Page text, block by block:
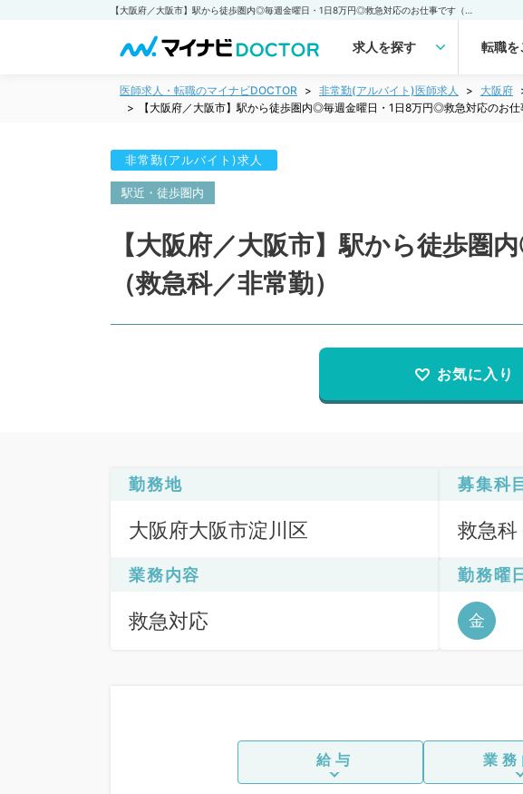
求人を探す 転職を
医師求人・転職のマイナビDOCTOR 非常勤(アルバイト)医師求人 大阪府
【大阪府／大阪市】駅から徒歩圏内◎毎週金曜日・1日8万円◎救急対応のお仕
非常勤(アルバイト)求人
駅近・徒歩圏内
【大阪府／大阪市】駅から徒歩
（救急科／非常勤）
お気に入り
勤務地
大阪府大阪市淀川区
募集科目
救急科
業務内容
救急対応
勤務曜日
金
給与 業務